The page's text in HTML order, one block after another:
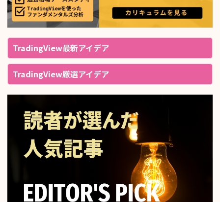
TradingView最新アイデア
TradingView厳選アイデア